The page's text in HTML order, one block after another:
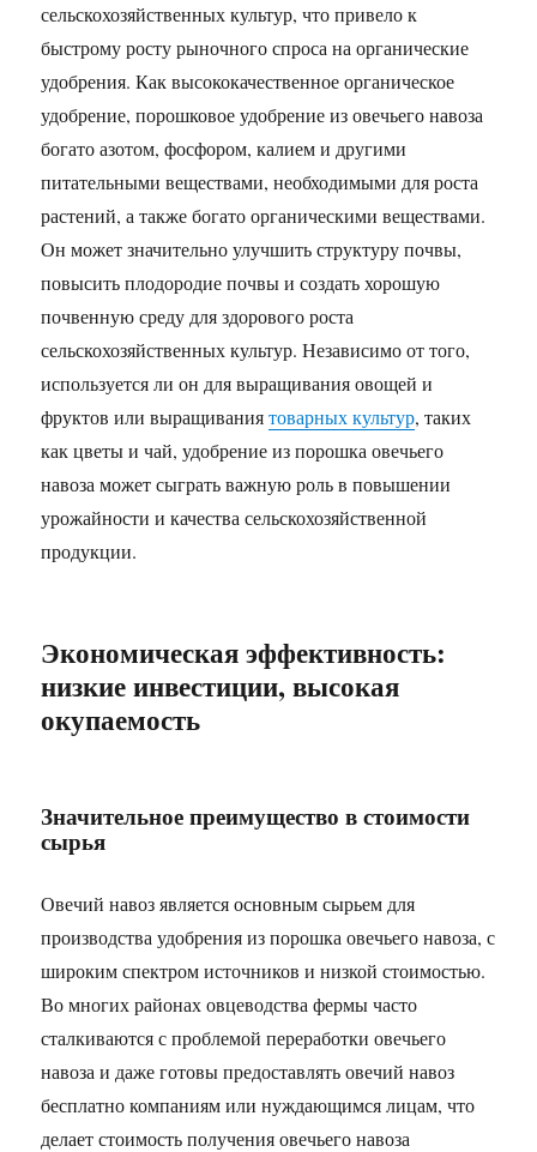
сельскохозяйственных культур, что привело к
быстрому росту рыночного спроса на органические
удобрения. Как высококачественное органическое
удобрение, порошковое удобрение из овечьего навоза
богато азотом, фосфором, калием и другими
питательными веществами, необходимыми для роста
растений, а также богато органическими веществами.
Он может значительно улучшить структуру почвы,
повысить плодородие почвы и создать хорошую
почвенную среду для здорового роста
сельскохозяйственных культур. Независимо от того,
используется ли он для выращивания овощей и
фруктов или выращиваниятоварных культур, таких
как цветы и чай, удобрение из порошка овечьего
навоза может сыграть важную роль в повышении
урожайности и качества сельскохозяйственной
продукции.​
Экономическая эффективность:
низкие инвестиции, высокая
окупаемость​
Значительное преимущество в стоимости
сырья​
Овечий навоз является основным сырьем для
производства удобрения из порошка овечьего навоза, с
широким спектром источников и низкой стоимостью.
Во многих районах овцеводства фермы часто
сталкиваются с проблемой переработки овечьего
навоза и даже готовы предоставлять овечий навоз
бесплатно компаниям или нуждающимся лицам, что
делает стоимость получения овечьего навоза